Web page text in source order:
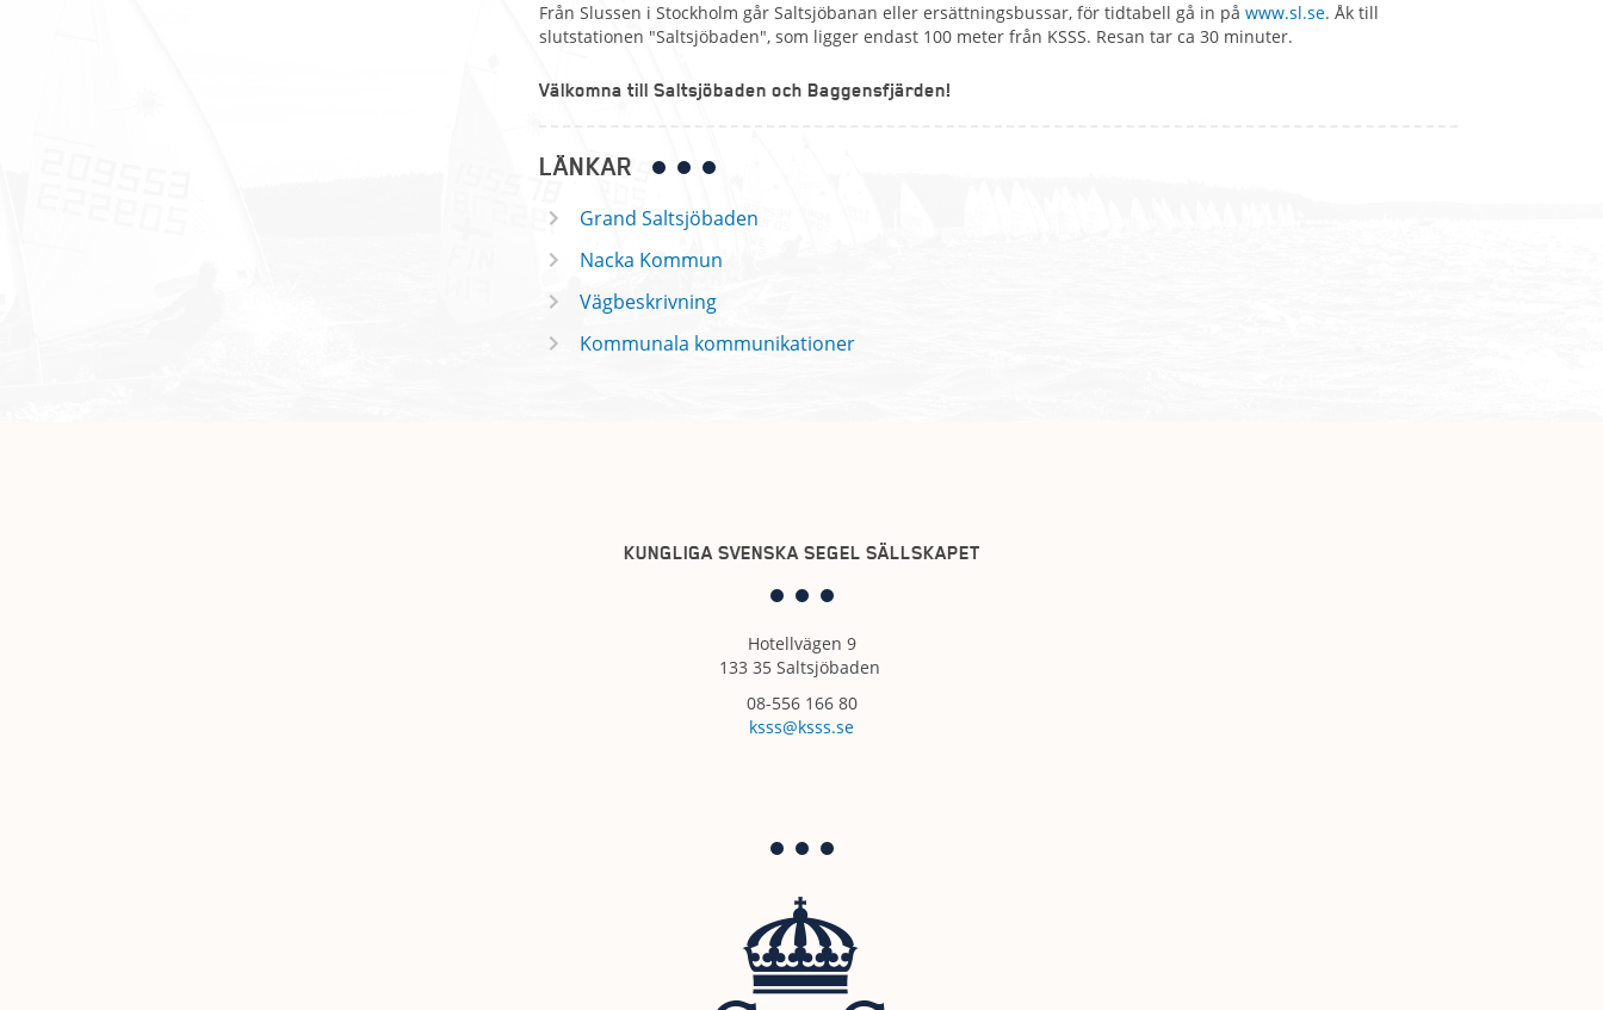
Från Slussen i Stockholm går Saltsjöbanan eller ersättningsbussar, för tidtabell gå in på www.sl.se. Åk till
slutstationen "Saltsjöbaden", som ligger endast 100 meter från KSSS. Resan tar ca 30 minuter.
Välkomna till Saltsjöbaden och Baggensfjärden!
LÄNKAR
Grand Saltsjöbaden
Nacka Kommun
Vägbeskrivning
Kommunala kommunikationer
KUNGLIGA SVENSKA SEGEL SÄLLSKAPET
Hotellvägen 9
133 35 Saltsjöbaden
08-556 166 80
ksss@ksss.se